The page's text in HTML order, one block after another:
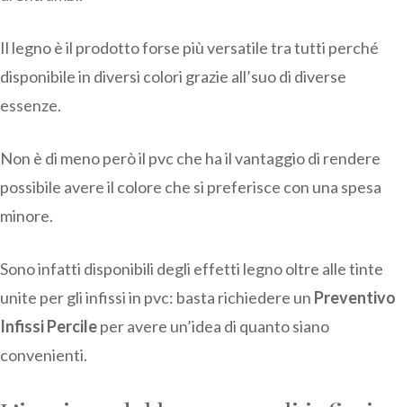
Il legno è il prodotto forse più versatile tra tutti perché
disponibile in diversi colori grazie all’suo di diverse
essenze.
Non è di meno però il pvc che ha il vantaggio di rendere
possibile avere il colore che si preferisce con una spesa
minore.
Sono infatti disponibili degli effetti legno oltre alle tinte
unite per gli infissi in pvc: basta richiedere un Preventivo
Infissi Percileper avere un’idea di quanto siano
convenienti.